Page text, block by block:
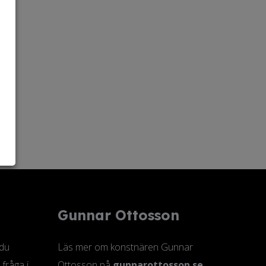
Gunnar Ottosson
Läs mer om konstnären Gunnar